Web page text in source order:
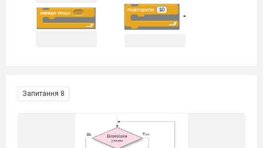
Запитання 8